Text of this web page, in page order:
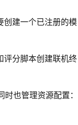
创建一个已注册的模
评分脚本创建联机终
也管理资源配置：